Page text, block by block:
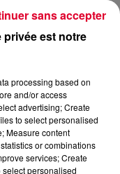
!
HUBERT
privée est notre
processing based on
and/or access
advertising; Create
to select personalised
Measure content
or combinations
services; Create
personalised
sans accepter